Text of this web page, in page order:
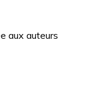
aux auteurs